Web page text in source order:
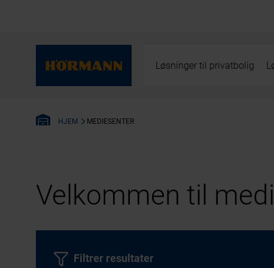
Løsninger til privatbolig
HJEM MEDIESENTER
Velkommen til
Filtrer resultater